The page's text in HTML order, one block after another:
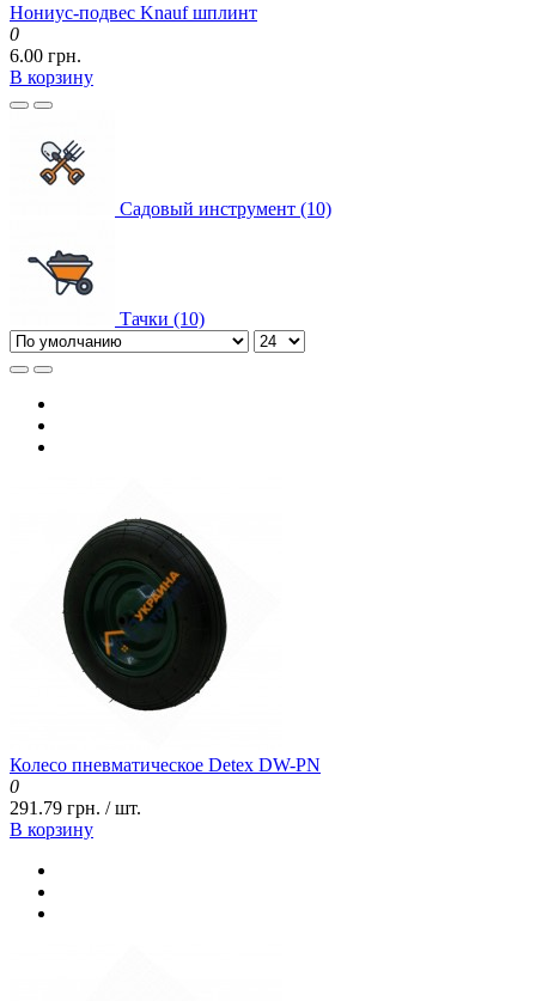
Нониус-подвес Knauf шплинт
0
6.00 грн.
В корзину
Садовый инструмент (10)
Тачки (10)
Колесо пневматическое Detex DW-PN
0
291.79 грн. / шт.
В корзину